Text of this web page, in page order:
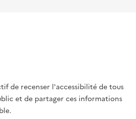
de recenser l'accessibilité de tous
et de partager ces informations